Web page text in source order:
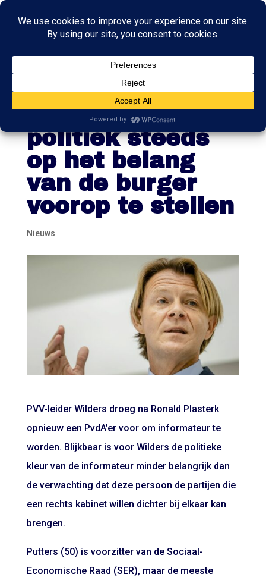
Informateur Kim
Putters riep
politiek steeds
op het belang
van de burger
voorop te stellen
Nieuws
PVV-leider Wilders droeg na Ronald Plasterk
opnieuw een PvdA’er voor om informateur te
worden. Blijkbaar is voor Wilders de politieke
kleur van de informateur minder belangrijk dan
de verwachting dat deze persoon de partijen die
een rechts kabinet willen dichter bij elkaar kan
brengen.
Putters (50) is voorzitter van de Sociaal-
Economische Raad (SER), maar de meeste